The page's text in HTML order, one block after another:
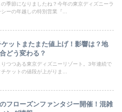
季節になりましたね？今年の東京ディズニーラ
ーの年越しの特別営業『...
ットまたまた値上げ！影響は？地
どう変わる？
つつある東京ディズニーリゾート。3年連続で
ケットの値段が上がりま...
フローズンファンタジー開催！混雑